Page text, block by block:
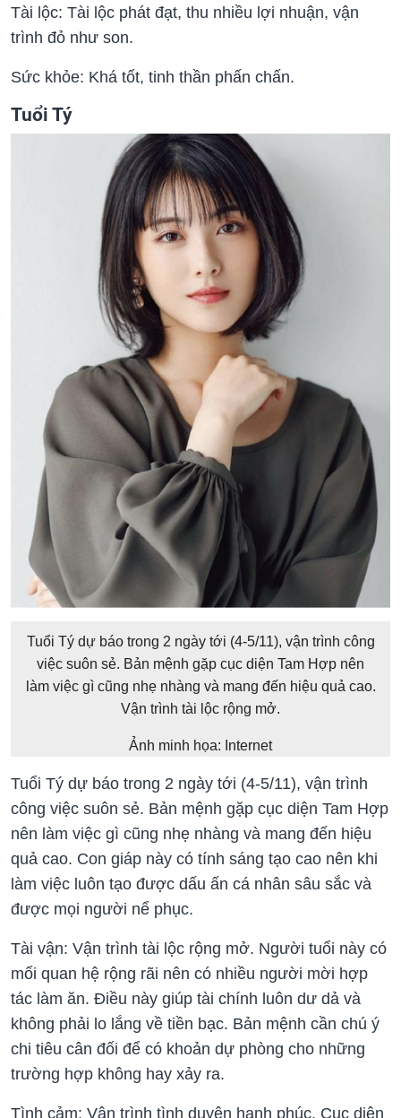
Tài lộc: Tài lộc phát đạt, thu nhiều lợi nhuận, vận
trình đỏ như son.
Sức khỏe: Khá tốt, tinh thần phấn chấn.
Tuổi Tý
Tuổi Tý dự báo trong 2 ngày tới (4-5/11), vận trình công
việc suôn sẻ. Bản mệnh gặp cục diện Tam Hợp nên
làm việc gì cũng nhẹ nhàng và mang đến hiệu quả cao.
Vận trình tài lộc rộng mở.
Ảnh minh họa: Internet
Tuổi Tý dự báo trong 2 ngày tới (4-5/11), vận trình
công việc suôn sẻ. Bản mệnh gặp cục diện Tam Hợp
nên làm việc gì cũng nhẹ nhàng và mang đến hiệu
quả cao. Con giáp này có tính sáng tạo cao nên khi
làm việc luôn tạo được dấu ấn cá nhân sâu sắc và
được mọi người nể phục.
Tài vận: Vận trình tài lộc rộng mở. Người tuổi này có
mối quan hệ rộng rãi nên có nhiều người mời hợp
tác làm ăn. Điều này giúp tài chính luôn dư dả và
không phải lo lắng về tiền bạc. Bản mệnh cần chú ý
chi tiêu cân đối để có khoản dự phòng cho những
trường hợp không hay xảy ra.
Tình cảm: Vận trình tình duyên hạnh phúc. Cục diện